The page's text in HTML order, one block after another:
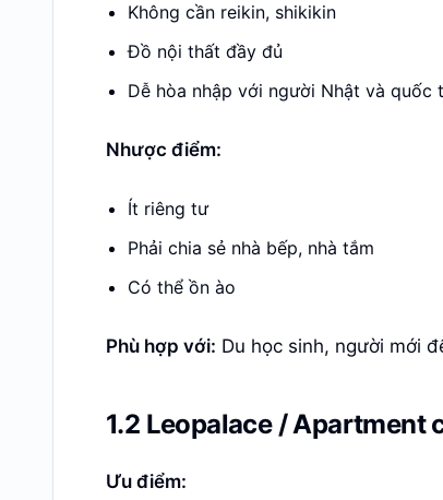
Không cần reikin, shikikin
Đồ nội thất đầy đủ
Dễ hòa nhập với người Nhật và quốc
Nhược điểm:
Ít riêng tư
Phải chia sẻ nhà bếp, nhà tắm
Có thể ồn ào
Phù hợp với: Du học sinh, người mới
1.2 Leopalace / Apartment
Ưu điểm: